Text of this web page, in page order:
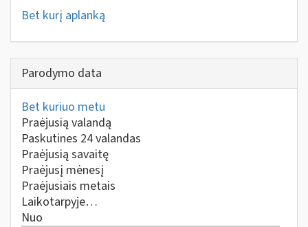
Bet kurį aplanką
Parodymo data
Bet kuriuo metu
Praėjusią valandą
Paskutines 24 valandas
Praėjusią savaitę
Praėjusį mėnesį
Praėjusiais metais
Laikotarpyje…
Nuo